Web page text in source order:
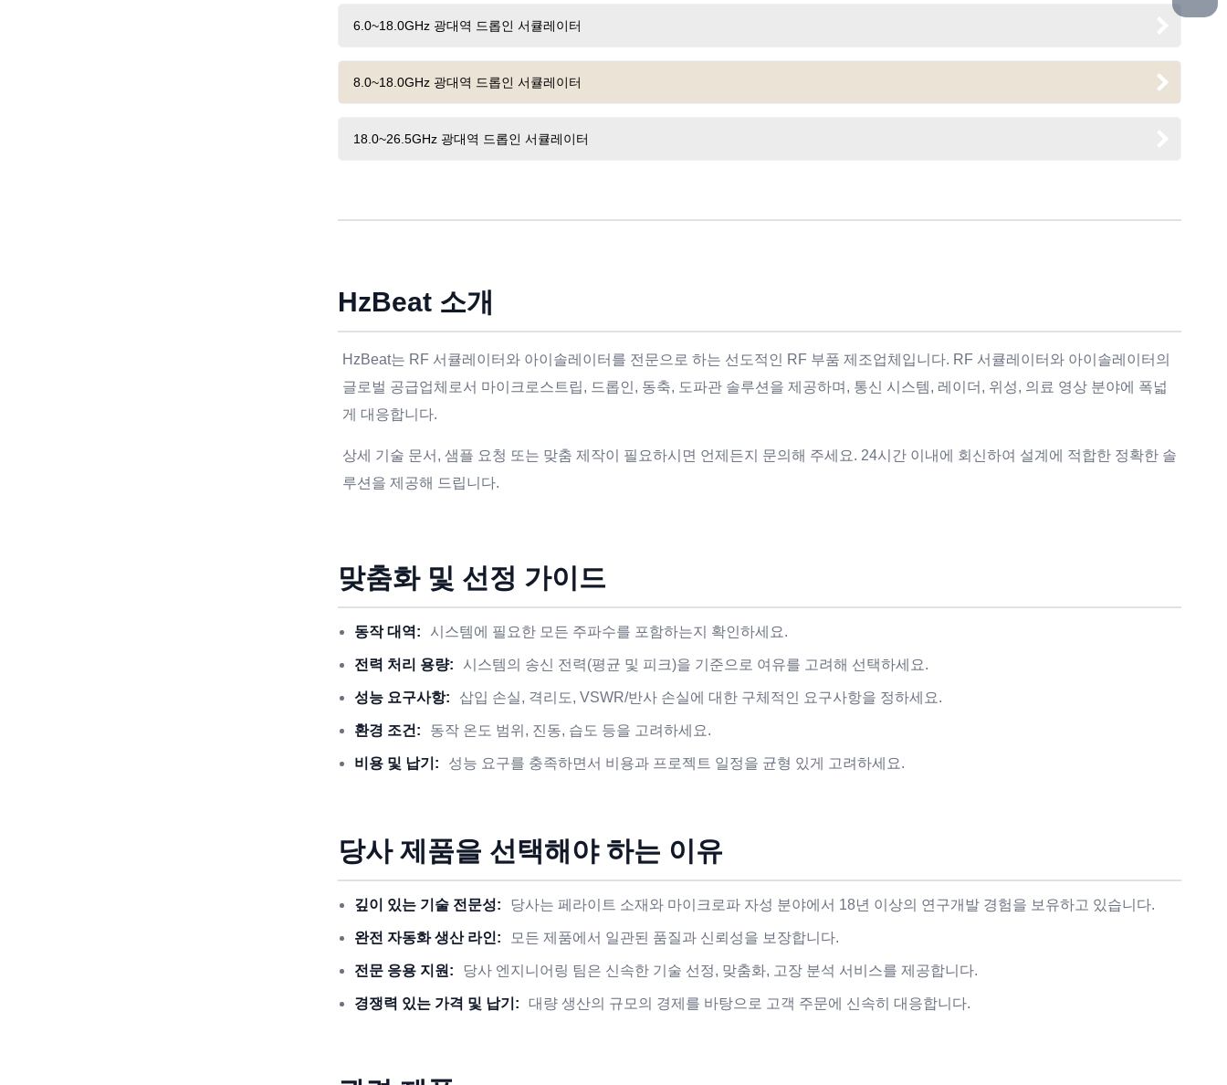
6.0~18.0GHz 광대역 드롭인 서큘레이터
8.0~18.0GHz 광대역 드롭인 서큘레이터
18.0~26.5GHz 광대역 드롭인 서큘레이터
HzBeat 소개
HzBeat는 RF 서큘레이터와 아이솔레이터를 전문으로 하는 선도적인 RF 부품 제조업체입니다. RF 서큘레이터와 아이솔레이터의
글로벌 공급업체로서 마이크로스트립, 드롭인, 동축, 도파관 솔루션을 제공하며, 통신 시스템, 레이더, 위성, 의료 영상 분야에 폭넓
게 대응합니다.
상세 기술 문서, 샘플 요청 또는 맞춤 제작이 필요하시면 언제든지 문의해 주세요. 24시간 이내에 회신하여 설계에 적합한 정확한 솔
루션을 제공해 드립니다.
맞춤화 및 선정 가이드
동작 대역: 시스템에 필요한 모든 주파수를 포함하는지 확인하세요.
전력 처리 용량: 시스템의 송신 전력(평균 및 피크)을 기준으로 여유를 고려해 선택하세요.
성능 요구사항: 삽입 손실, 격리도, VSWR/반사 손실에 대한 구체적인 요구사항을 정하세요.
환경 조건: 동작 온도 범위, 진동, 습도 등을 고려하세요.
비용 및 납기: 성능 요구를 충족하면서 비용과 프로젝트 일정을 균형 있게 고려하세요.
당사 제품을 선택해야 하는 이유
깊이 있는 기술 전문성: 당사는 페라이트 소재와 마이크로파 자성 분야에서 18년 이상의 연구개발 경험을 보유하고 있습니다.
완전 자동화 생산 라인: 모든 제품에서 일관된 품질과 신뢰성을 보장합니다.
전문 응용 지원: 당사 엔지니어링 팀은 신속한 기술 선정, 맞춤화, 고장 분석 서비스를 제공합니다.
경쟁력 있는 가격 및 납기: 대량 생산의 규모의 경제를 바탕으로 고객 주문에 신속히 대응합니다.